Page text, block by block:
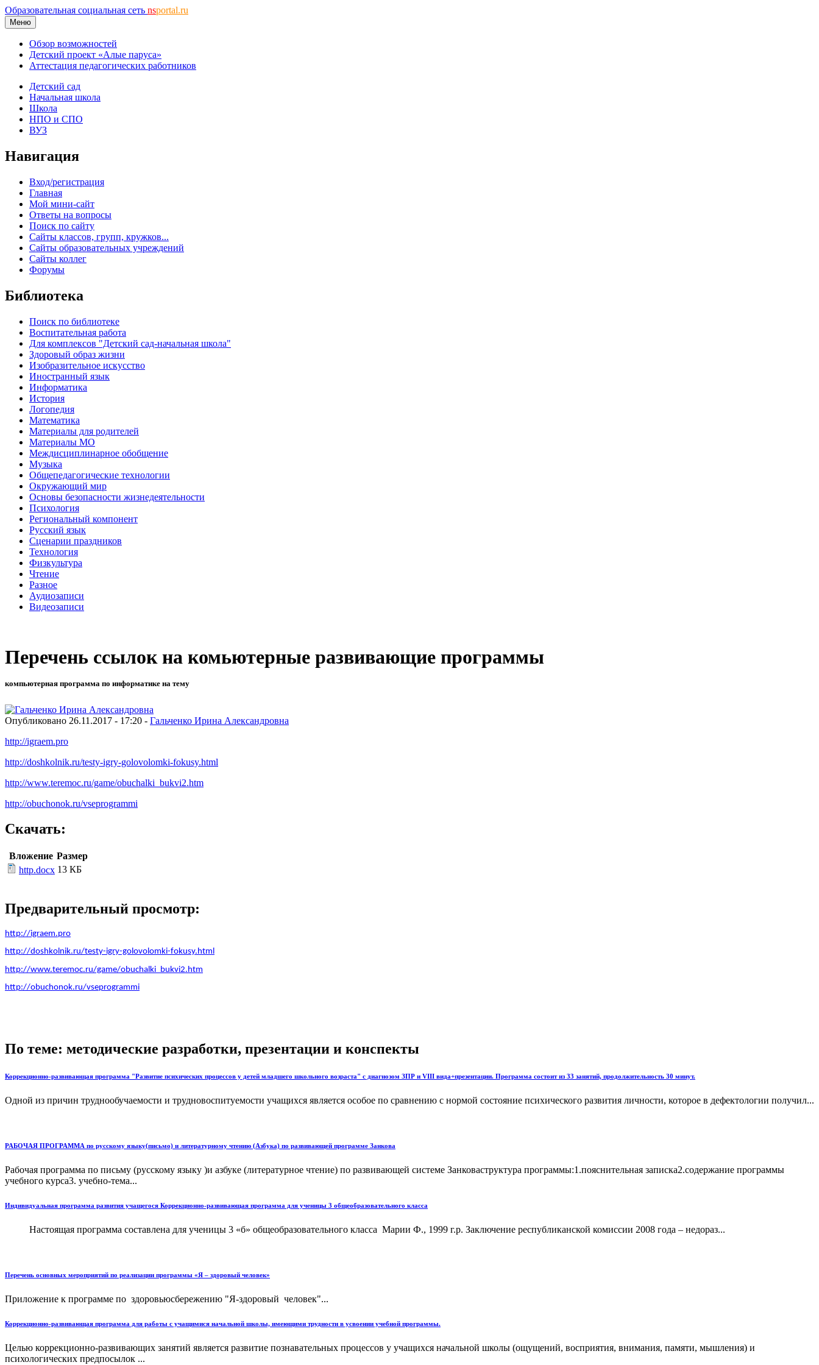
Образовательная социальная сеть nsportal.ru
Меню
Обзор возможностей
Детский проект «Алые паруса»
Аттестация педагогических работников
Детский сад
Начальная школа
Школа
НПО и СПО
ВУЗ
Навигация
Вход/регистрация
Главная
Мой мини-сайт
Ответы на вопросы
Поиск по сайту
Сайты классов, групп, кружков...
Сайты образовательных учреждений
Сайты коллег
Форумы
Библиотека
Поиск по библиотеке
Воспитательная работа
Для комплексов "Детский сад-начальная школа"
Здоровый образ жизни
Изобразительное искусство
Иностранный язык
Информатика
История
Логопедия
Математика
Материалы для родителей
Материалы МО
Междисциплинарное обобщение
Музыка
Общепедагогические технологии
Окружающий мир
Основы безопасности жизнедеятельности
Психология
Региональный компонент
Русский язык
Сценарии праздников
Технология
Физкультура
Чтение
Разное
Аудиозаписи
Видеозаписи
Перечень ссылок на комьютерные развивающие программы
компьютерная программа по информатике на тему
Опубликовано 26.11.2017 - 17:20 - Гальченко Ирина Александровна
http://igraem.pro
http://doshkolnik.ru/testy-igry-golovolomki-fokusy.html
http://www.teremoc.ru/game/obuchalki_bukvi2.htm
http://obuchonok.ru/vseprogrammi
Скачать:
Вложение Размер
http.docx 13 КБ
Предварительный просмотр:
http://igraem.pro
http://doshkolnik.ru/testy-igry-golovolomki-fokusy.html
http://www.teremoc.ru/game/obuchalki_bukvi2.htm
http://obuchonok.ru/vseprogrammi
По теме: методические разработки, презентации и конспекты
Коррекционно-развивающая программа "Развитие психических процессов у детей младшего школьного возраста" с диагнозом ЗПР и VIII вида+презентации. Программа состоит из 33 занятий, продолжительность 30 минут.
Одной из причин труднообучаемости и трудновоспитуемости учащихся является особое по сравнению с нормой состояние психического развития личности, которое в дефектологии получил...
РАБОЧАЯ ПРОГРАММА по русскому языку(письмо) и литературному чтению (Азбука) по развивающей программе Занкова
Рабочая программа по письму (русскому языку )и азбуке (литературное чтение) по развивающей системе Занковаструктура программы:1.пояснительная записка2.содержание программы
учебного курса3. учебно-тема...
Индивидуальная программа развития учащегося Коррекционно-развивающая программа для ученицы 3 общеобразовательного класса
Настоящая программа составлена для ученицы 3 «б» общеобразовательного класса Марии Ф., 1999 г.р. Заключение республиканской комиссии 2008 года – недораз...
Перечень основных мероприятий по реализации программы «Я – здоровый человек»
Приложение к программе по здоровьюсбережению "Я-здоровый человек"...
Коррекционно-развивающая программа для работы с учащимися начальной школы, имеющими трудности в усвоении учебной программы.
Целью коррекционно-развивающих занятий является развитие познавательных процессов у учащихся начальной школы (ощущений, восприятия, внимания, памяти, мышления) и
психологических предпосылок ...